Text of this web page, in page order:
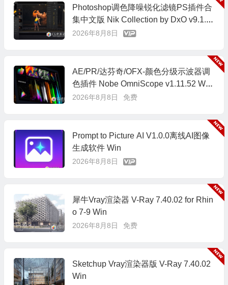
Photoshop调色降噪锐化滤镜PS插件合
集中文版 Nik Collection by DxO v9.1.0
Win/Mac
2026年8月8日
AE/PR/达芬奇/OFX-颜色分级示波器调
色插件 Nobe OmniScope v1.11.52 Win/
Mac
2026年8月8日 免费
Prompt to Picture AI V1.0.0离线AI图像
生成软件 Win
2026年8月8日
犀牛Vray渲染器 V-Ray 7.40.02 for Rhin
o 7-9 Win
2026年8月8日 免费
Sketchup Vray渲染器版 V-Ray 7.40.02
Win